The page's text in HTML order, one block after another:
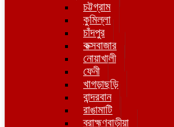
চট্টগ্রাম
কুমিল্লা
চাঁদপুর
কক্সবাজার
নোয়াখালী
ফেনী
খাগড়াছড়ি
বান্দরবান
রাঙামাটি
ব্রাহ্মণবাড়ীয়া